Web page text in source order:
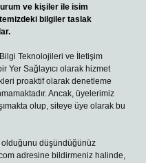
ve kişiler ile isim
bilgiler taslak
Teknolojileri ve İletişim
Yer Sağlayıcı olarak hizmet
proaktif olarak denetleme
Ancak, üyelerimiz
olup, siteye üye olarak bu
olduğunu düşündüğünüz
adresine bildirmeniz halinde,